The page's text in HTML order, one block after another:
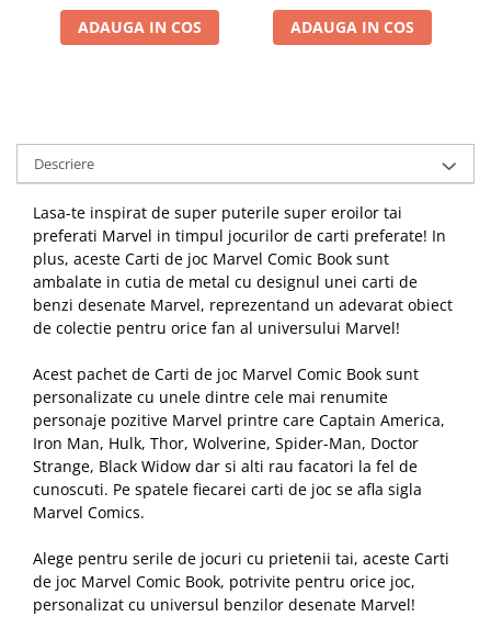
ADAUGA IN COS ADAUGA IN COS
Descriere
Lasa-te inspirat de super puterile super eroilor tai
preferati Marvel in timpul jocurilor de carti preferate! In
plus, aceste Carti de joc Marvel Comic Book sunt
ambalate in cutia de metal cu designul unei carti de
benzi desenate Marvel, reprezentand un adevarat obiect
de colectie pentru orice fan al universului Marvel!
Acest pachet de Carti de joc Marvel Comic Book sunt
personalizate cu unele dintre cele mai renumite
personaje pozitive Marvel printre care Captain America,
Iron Man, Hulk, Thor, Wolverine, Spider-Man, Doctor
Strange, Black Widow dar si alti rau facatori la fel de
cunoscuti. Pe spatele fiecarei carti de joc se afla sigla
Marvel Comics.
Alege pentru serile de jocuri cu prietenii tai, aceste Carti
de joc Marvel Comic Book, potrivite pentru orice joc,
personalizat cu universul benzilor desenate Marvel!